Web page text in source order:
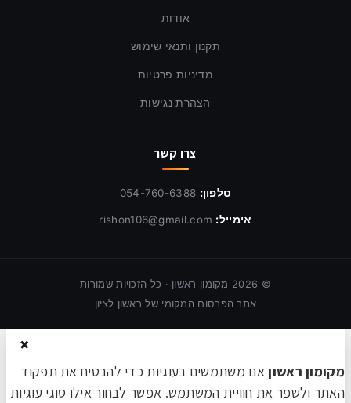
אודות
תקנון ותנאי שימוש
מדיניות פרטיות
הצהרת נגישות
צרו קשר
טלפון: 054-760-6388
אימייל: rishon106@gmail.com
©
2026 מקומון ראשון · כל הזכויות שמורות
אתר הפרסום המקומי של ראשון לציון
×
מקומון ראשוןאנו משתמשים בעוגיות כדי להבטיח את תפקוד
האתר ולשפר את חוויית המשתמש. אפשר לבחור אילו סוגי עוגיות